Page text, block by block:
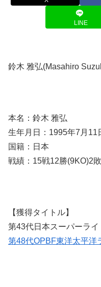
LINE
鈴木 雅弘(Masahiro
本名：鈴木 雅弘
生年月日：1995年7月11
国籍：日本
戦績：15戦12勝(9KO)2
【獲得タイトル】
第43代日本スーパーライ
第48代OPBF東洋太平洋